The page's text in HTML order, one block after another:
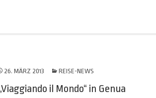
26. MÄRZ 2013 REISE-NEWS
il Mondo“ in Genua